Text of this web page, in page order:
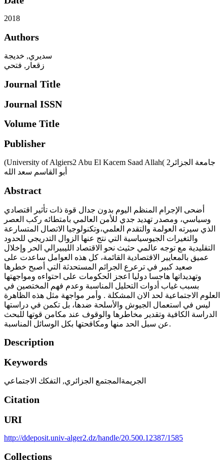
2018
Authors
سديري, خديجة
زقعار, فتحي
Journal Title
Journal ISSN
Volume Title
Publisher
(University of Algiers2 Abu El Kacem Saad Allah( جامعة الجزائر2
أبو القاسم سعد الله
Abstract
أضحى الإجرام المنظم اليوم بدون جدال قوة ذات تأثير اقتصادي
وسياسي، ومصدر تهديد جدي للأمن العالمي بامتطائه ركب العصر
الذي سيرته العولمة والتقدم العلمي،وتكنولوجيا الاتصال المتسارعة
والتغيرات الجيوسياسية التي نتج عنها الزوال التدريجي للحدود
التقليدية مع توجه عالمي حثيث نحو الاقتصاد الليبيرالي الحر وإخلال
عميق بالمعايير الاقتصادية القائمة، كل هذه العوامل ساعدت على
صعيد كبير في ترعرع الجرائم المستحدثة التي أصبح خطرها
وتهديداتها هاجسا دوليا اعجز الحكومات على احتواءه ومواجهتها
بسبب غياب أدوات التحليل المناسبة وعدم فهم المختصين في
العلوم الاجتماعية لحد الان المشكلة . وأمر مواجهة مثل هذه الظاهرة
ليس في استعمال الجيوش والأسلحة ضدها، بل تكمن في دراستها
الدراسة الكافية وتقدير مخاطرها والوقوف عند مكامن قوتها للبحث
عن سبل الحد منها ومكافحتها بكل الوسائل المناسبة.
Description
Keywords
الجريمةالمجتمع الجزائري, التفكك الاجتماعي
Citation
URI
http://ddeposit.univ-alger2.dz/handle/20.500.12387/1585
Collections